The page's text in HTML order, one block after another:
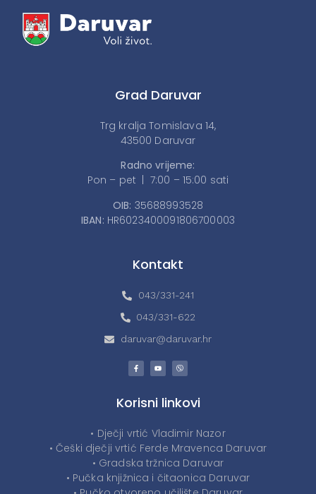
Grad Daruvar
Trg kralja Tomislava 14,
43500 Daruvar
Radno vrijeme:
Pon – pet | 7:00 – 15:00 sati
OIB: 35688993528
IBAN: HR6023400091806700003
Kontakt
043/331-241
043/331-622
daruvar@daruvar.hr
Korisni linkovi
• Dječji vrtić Vladimir Nazor
• Češki dječji vrtić Ferde Mravenca Daruvar
• Gradska tržnica Daruvar
• Pučka knjižnica i čitaonica Daruvar